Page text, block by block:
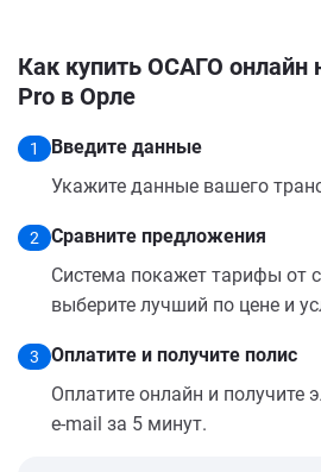
Как купить ОСАГО онлайн
Pro в Орле
1
Введите данные
Укажите данные вашего
2
Сравните предложения
Система покажет тарифы от
выберите лучший по цене и
3
Оплатите и получите полис
Оплатите онлайн и получите
e-mail за 5 минут.